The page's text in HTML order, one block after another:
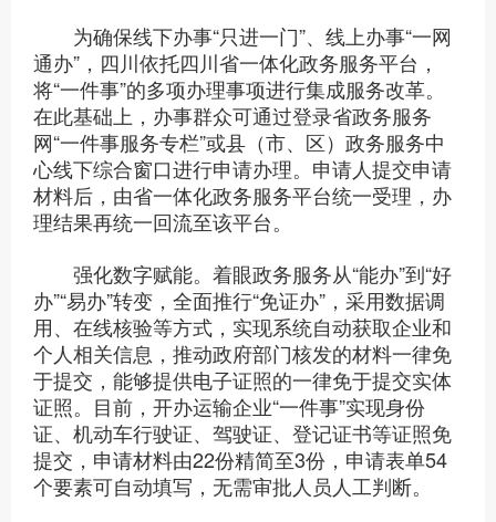
为确保线下办事“只进一门”、线上办事“一网
通办”，四川依托四川省一体化政务服务平台，
将“一件事”的多项办理事项进行集成服务改革。
在此基础上，办事群众可通过登录省政务服务
网“一件事服务专栏”或县（市、区）政务服务中
心线下综合窗口进行申请办理。申请人提交申请
材料后，由省一体化政务服务平台统一受理，办
理结果再统一回流至该平台。
强化数字赋能。着眼政务服务从“能办”到“好
办”“易办”转变，全面推行“免证办”，采用数据调
用、在线核验等方式，实现系统自动获取企业和
个人相关信息，推动政府部门核发的材料一律免
于提交，能够提供电子证照的一律免于提交实体
证照。目前，开办运输企业“一件事”实现身份
证、机动车行驶证、驾驶证、登记证书等证照免
提交，申请材料由22份精简至3份，申请表单54
个要素可自动填写，无需审批人员人工判断。